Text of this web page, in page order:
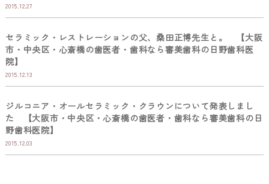
2015.12.27
セラミック・レストレーションの父、桑田正博先生と。 【大阪
市・中央区・心斎橋の歯医者・歯科なら審美歯科の日野歯科医
院】
2015.12.13
ジルコニア・オールセラミック・クラウンについて発表しまし
た 【大阪市・中央区・心斎橋の歯医者・歯科なら審美歯科の日
野歯科医院】
2015.12.03